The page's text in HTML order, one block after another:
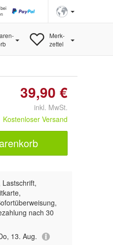
Merk-
zettel
39,90 €
inkl. MwSt.
Kostenloser Versand
Lastschrift,
nach 30
13. Aug.